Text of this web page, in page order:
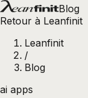
Blog
Retour à Leanfinit
Leanfinit
/
Blog
ai apps